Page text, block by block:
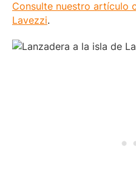
Consulte nuestro artículo
Lavezzi.